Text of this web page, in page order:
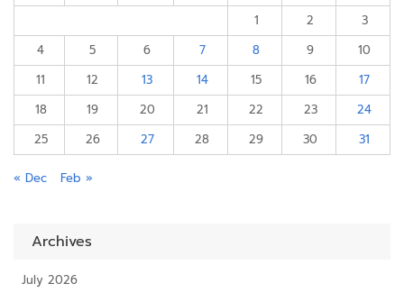
1
2
3
4
5 6 7 8 9
10
11
12 13 14 15 16
17
18
19 20 21 22 23
24
25
26 27 28 29 30 31
« Dec Feb »
Archives
July 2026